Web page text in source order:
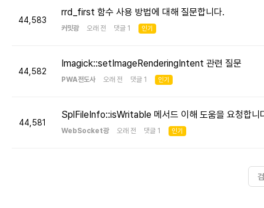
44,583
rrd_first 함수 사용 방법에 대해 질문합니다.
커밋광 오래 전 댓글 1 인기
44,582
Imagick::setImageRenderingIntent 관련 질문
PWA전도사 오래 전 댓글 1 인기
44,581
SplFileInfo::isWritable 메서드 이해 도움을 요청합니
WebSocket광 오래 전 댓글 1 인기